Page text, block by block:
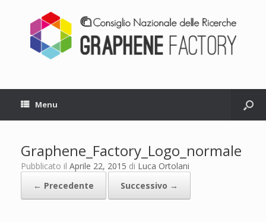
Menu
Graphene_Factory_Logo_normale
Pubblicato il Aprile 22, 2015 di Luca Ortolani
← Precedente
Successivo →